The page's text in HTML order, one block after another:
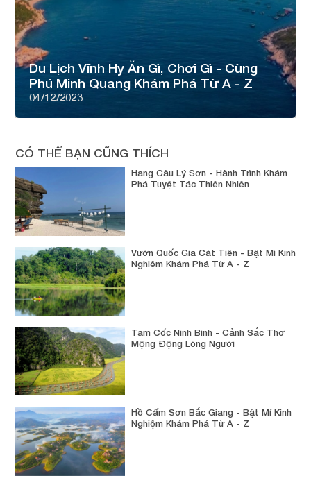
Du Lịch Vĩnh Hy Ăn Gì, Chơi Gì - Cùng
Phú Minh Quang Khám Phá Từ A - Z
04/12/2023
CÓ THỂ BẠN CŨNG THÍCH
Hang Câu Lý Sơn - Hành Trình Khám
Phá Tuyệt Tác Thiên Nhiên
Vườn Quốc Gia Cát Tiên - Bật Mí Kinh
Nghiệm Khám Phá Từ A - Z
Tam Cốc Ninh Bình - Cảnh Sắc Thơ
Mộng Động Lòng Người
Hồ Cấm Sơn Bắc Giang - Bật Mí Kinh
Nghiệm Khám Phá Từ A - Z